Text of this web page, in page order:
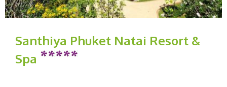
Santhiya Phuket Natai Resort &
Spa